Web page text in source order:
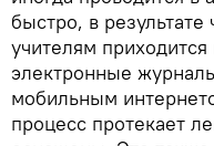
быстро, в
учителям
электронные
мобильным
процесс протекает